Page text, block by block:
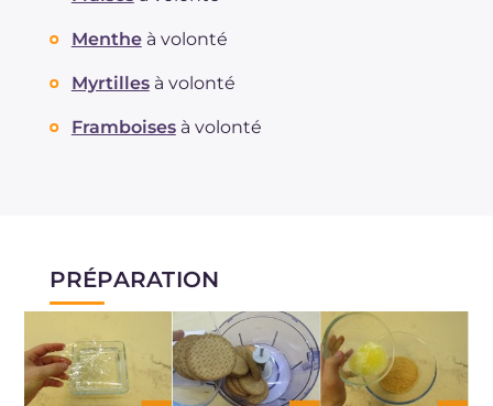
Menthe à volonté
Myrtilles à volonté
Framboises à volonté
PRÉPARATION